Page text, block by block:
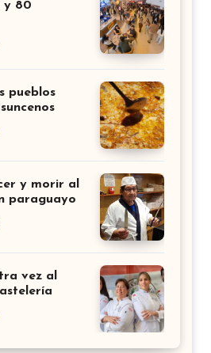
y 80
pueblos
y morir al
paraguayo
vez al